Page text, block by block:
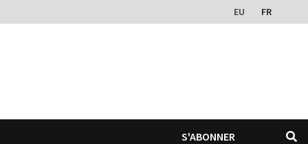
EU FR
S'ABONNER